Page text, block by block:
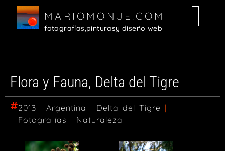
MARIOMONJE.COM
fotografías,pinturasy diseño web
Flora y Fauna, Delta del Tigre
2013 | Argentina | Delta del Tigre |
Fotografías | Naturaleza